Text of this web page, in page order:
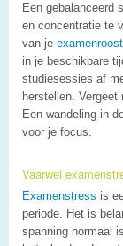
Een gebalanceerd
en concentratie te
van je
in je beschikbare
studiesessies af
herstellen.
Een wandeling in
voor je focus.
Vaarwel
Examenstress is
periode. Het is
spanning normaal